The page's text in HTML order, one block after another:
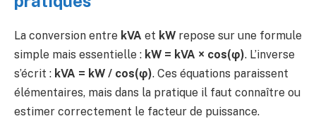
La conversion entre kVA et kW repose sur une formule
simple mais essentielle : kW = kVA × cos(φ). L’inverse
s’écrit : kVA = kW / cos(φ). Ces équations paraissent
élémentaires, mais dans la pratique il faut connaître ou
estimer correctement le facteur de puissance.